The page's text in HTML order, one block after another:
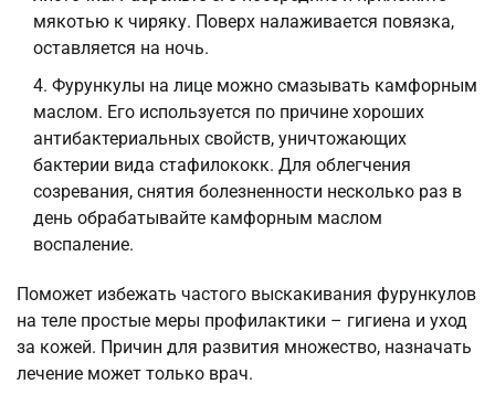
мякотью к чиряку. Поверх налаживается повязка,
оставляется на ночь.
Фурункулы на лице можно смазывать камфорным
маслом. Его используется по причине хороших
антибактериальных свойств, уничтожающих
бактерии вида стафилококк. Для облегчения
созревания, снятия болезненности несколько раз в
день обрабатывайте камфорным маслом
воспаление.
Поможет избежать частого выскакивания фурункулов
на теле простые меры профилактики – гигиена и уход
за кожей. Причин для развития множество, назначать
лечение может только врач.